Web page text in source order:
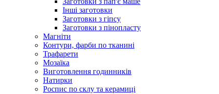
Інші заготовки
Заготовки з гіпсу
Заготовки з пінопласту
Магніти
Контури, фарби по тканині
Трафарети
Мозаїка
Виготовлення годинників
Натирки
Роспис по склу та керамиці